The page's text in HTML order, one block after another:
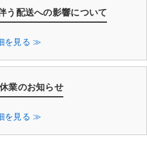
う配送への影響について
を見る ≫
業のお知らせ
を見る ≫